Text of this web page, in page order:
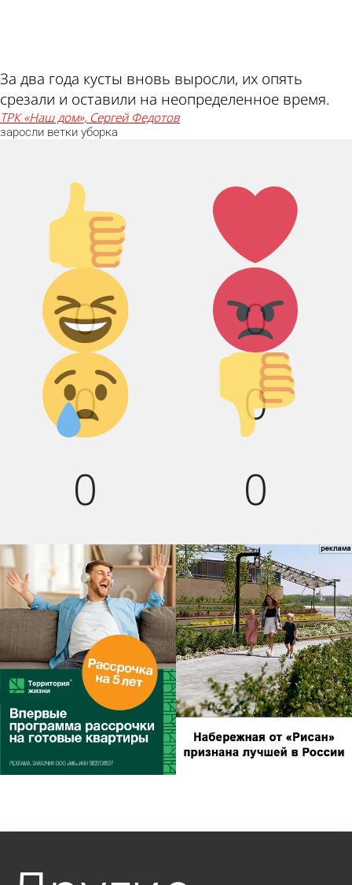
За два года кусты вновь выросли, их опять
срезали и оставили на неопределенное время.
ТРК «Наш дом», Сергей Федотов
заросли ветки уборка
Палец
вверх!
0
Лайк!
0
Дикий смех!
0
Агрессия!
0
Грусть :(
0
Палец вниз!
0